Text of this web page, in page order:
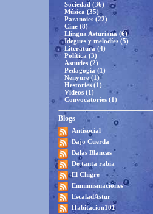
Sociedad (36)
Música (35)
Paranoies (22)
Cine (8)
Llingua Asturiana (6)
Idegues y melodíes (5)
Literatura (4)
Política (3)
Asturies (2)
Pedagogía (1)
Nenyure (1)
Hestories (1)
Videos (1)
Convocatories (1)
Blogs
Antisocial
Bajo Cuerda
Balas Blancas
De tanta rabia
El Chigre
Enmimismaciones
EscaladAstur
Habitacion101